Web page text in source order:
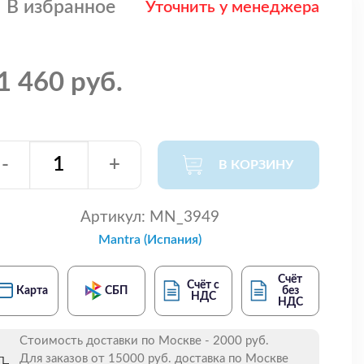
В избранное Уточнить у менеджера
460 руб.
- + В КОРЗИНУ
Артикул: MN_3949
Mantra (Испания)
Карта СБП
Счёт с
НДС
Счёт
без
НДС
Стоимость доставки по Москве - 2000 руб.
Для заказов от 15000 руб. доставка по Москве